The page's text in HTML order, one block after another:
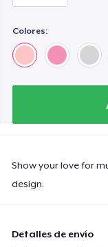
Colores:
Show your love for
design.
Detalles de envío